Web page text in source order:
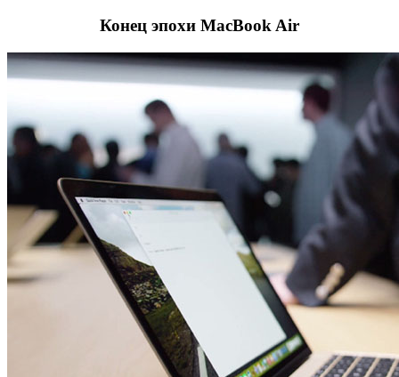
Конец эпохи MacBook Air